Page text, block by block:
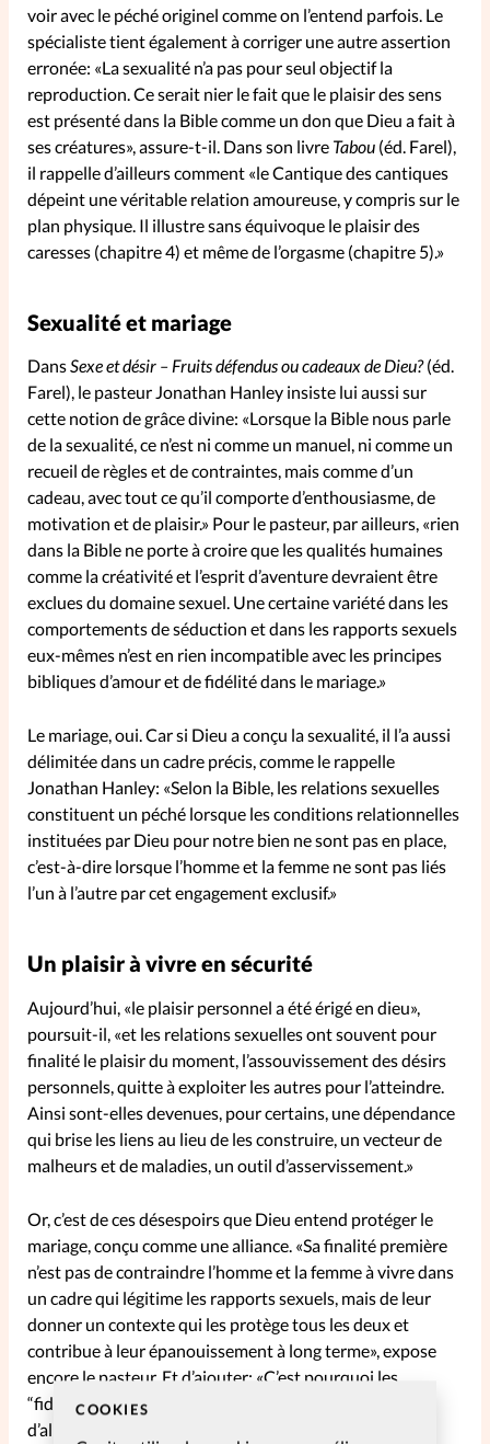
COOKIES
SpirituElles
Vive la famille
SpirituElles devient Relations
Aujourd’hui!
Faire un don
La Pause SpirituElles - toutes les
éditions
À propos
La rédaction
Mon compte
Changement d'adresse
Nous contacter
voir avec le péché originel comme on l’entend parfois. Le
spécialiste tient également à corriger une autre assertion
erronée: «La sexualité n’a pas pour seul objectif la
reproduction. Ce serait nier le fait que le plaisir des sens
est présenté dans la Bible comme un don que Dieu a fait à
ses créatures», assure-t-il. Dans son livre Tabou (éd. Farel),
il rappelle d’ailleurs comment «le Cantique des cantiques
dépeint une véritable relation amoureuse, y compris sur le
plan physique. Il illustre sans équivoque le plaisir des
caresses (chapitre 4) et même de l’orgasme (chapitre 5).»
Sexualité et mariage
DansSexe et désir – Fruits défendus ou cadeaux de Dieu?(éd.
Farel), le pasteur Jonathan Hanley insiste lui aussi sur
cette notion de grâce divine: «Lorsque la Bible nous parle
de la sexualité, ce n’est ni comme un manuel, ni comme un
recueil de règles et de contraintes, mais comme d’un
cadeau, avec tout ce qu’il comporte d’enthousiasme, de
motivation et de plaisir.» Pour le pasteur, par ailleurs, «rien
dans la Bible ne porte à croire que les qualités humaines
comme la créativité et l’esprit d’aventure devraient être
exclues du domaine sexuel. Une certaine variété dans les
comportements de séduction et dans les rapports sexuels
eux-mêmes n’est en rien incompatible avec les principes
bibliques d’amour et de fidélité dans le mariage.»
Le mariage, oui. Car si Dieu a conçu la sexualité, il l’a aussi
délimitée dans un cadre précis, comme le rappelle
Jonathan Hanley: «Selon la Bible, les relations sexuelles
constituent un péché lorsque les conditions relationnelles
instituées par Dieu pour notre bien ne sont pas en place,
c’est-à-dire lorsque l’homme et la femme ne sont pas liés
l’un à l’autre par cet engagement exclusif.»
Un plaisir à vivre en sécurité
Aujourd’hui, «le plaisir personnel a été érigé en dieu»,
poursuit-il, «et les relations sexuelles ont souvent pour
finalité le plaisir du moment, l’assouvissement des désirs
personnels, quitte à exploiter les autres pour l’atteindre.
Ainsi sont-elles devenues, pour certains, une dépendance
qui brise les liens au lieu de les construire, un vecteur de
malheurs et de maladies, un outil d’asservissement.»
Or, c’est de ces désespoirs que Dieu entend protéger le
mariage, conçu comme une alliance. «Sa finalité première
n’est pas de contraindre l’homme et la femme à vivre dans
un cadre qui légitime les rapports sexuels, mais de leur
donner un contexte qui les protège tous les deux et
contribue à leur épanouissement à long terme», expose
encore le pasteur. Et d’ajouter: «C’est pourquoi les
“fidélités successives” ne suffisent pas comme cadre
d’alliance. En effet, de telles relations ne tiennent pas